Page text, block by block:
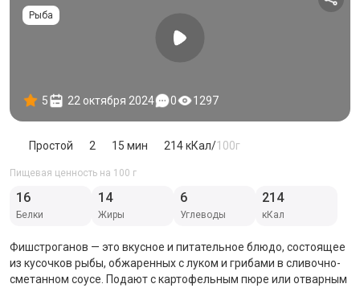
Рыба
5 22 октября 2024 0 1297
Простой 2 15 мин 214кКал/100г
Пищевая ценность на 100 г
16
Белки
14
Жиры
6
Углеводы
214
кКал
Фишстроганов — это вкусное и питательное блюдо, состоящее
из кусочков рыбы, обжаренных с луком и грибами в сливочно-
сметанном соусе. Подают с картофельным пюре или отварным